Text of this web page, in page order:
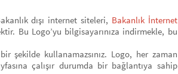
dışı internet siteleri, Bakanlık İnternet
Bu Logo’yu bilgisayarınıza indirmekle, bu
şekilde kullanamazsınız. Logo, her zaman
çalışır durumda bir bağlantıya sahip